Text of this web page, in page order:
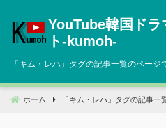
へ
動
YouTube韓国ドラ
ト‐kumoh‐
「キム・レハ 」タグの記事一覧のページ
ホーム 「 キム・レハ 」タグの記事一